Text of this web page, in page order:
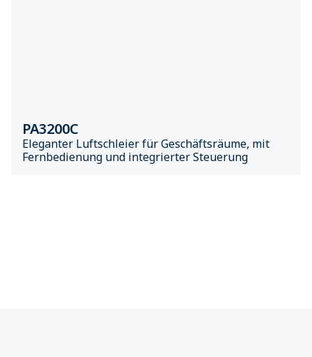
PA3200C
Eleganter Luftschleier für Geschäftsräume, mit
Fernbedienung und integrierter Steuerung